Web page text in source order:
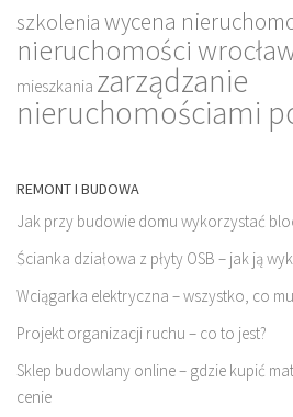
szkolenia wycena
nieruchomości
mieszkania zarządzanie
nieruchomościami
REMONT I BUDOWA
Jak przy budowie domu wykorzystać
Ścianka działowa z płyty OSB – jak ją
Wciągarka elektryczna – wszystko, co
Projekt organizacji ruchu – co to jest?
Sklep budowlany online – gdzie kupić
cenie